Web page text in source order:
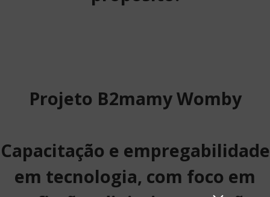
Projeto B2mamy Womby
Capacitação e empregabilidade
em tecnologia, com foco em